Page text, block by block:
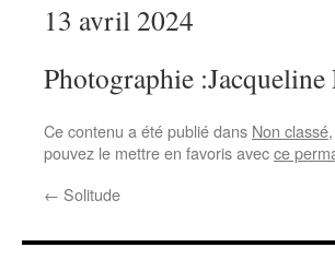
13 avril 2024
Photographie
Ce contenu a été publié dans Non classé
pouvez le mettre en favoris avecce
← Solitude